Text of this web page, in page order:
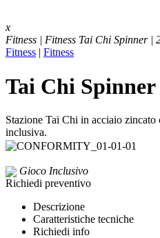
x
Fitness | Fitness Tai Chi Spinner |
Fitness | Fitness
Tai Chi Spinner
Stazione Tai Chi in acciaio
inclusiva.
Gioco Inclusivo
Richiedi preventivo
Descrizione
Caratteristiche tecniche
Richiedi info